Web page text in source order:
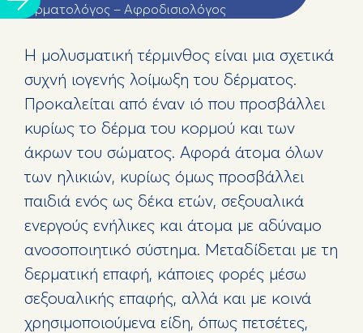
Δερματολόγος – Αφροδισιολόγος
Η μολυσματική τέρμινθος είναι μια σχετικά
συχνή ιογενής λοίμωξη του δέρματος.
Προκαλείται από έναν ιό που προσβάλλει
κυρίως το δέρμα του κορμού και των
άκρων του σώματος. Αφορά άτομα όλων
των ηλικιών, κυρίως όμως προσβάλλει
παιδιά ενός ως δέκα ετών, σεξουαλικά
ενεργούς ενήλικες και άτομα με αδύναμο
ανοσοποιητικό σύστημα. Μεταδίδεται με τη
δερματική επαφή, κάποιες φορές μέσω
σεξουαλικής επαφής, αλλά και με κοινά
χρησιμοποιούμενα είδη, όπως πετσέτες,